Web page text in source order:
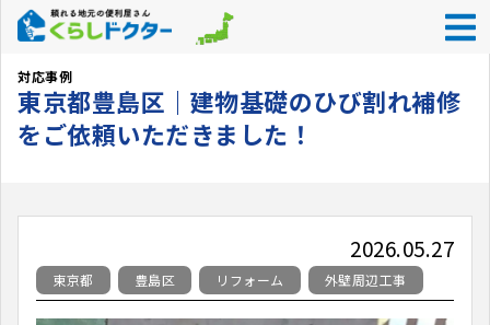
くらしドクター>対応事例 東京都 東京都豊島区｜建物
対応事例
東京都豊島区｜建物基礎のひび割れ補修
をご依頼いただきました！
2026.05.27
東京都 豊島区 リフォーム 外壁周辺工事